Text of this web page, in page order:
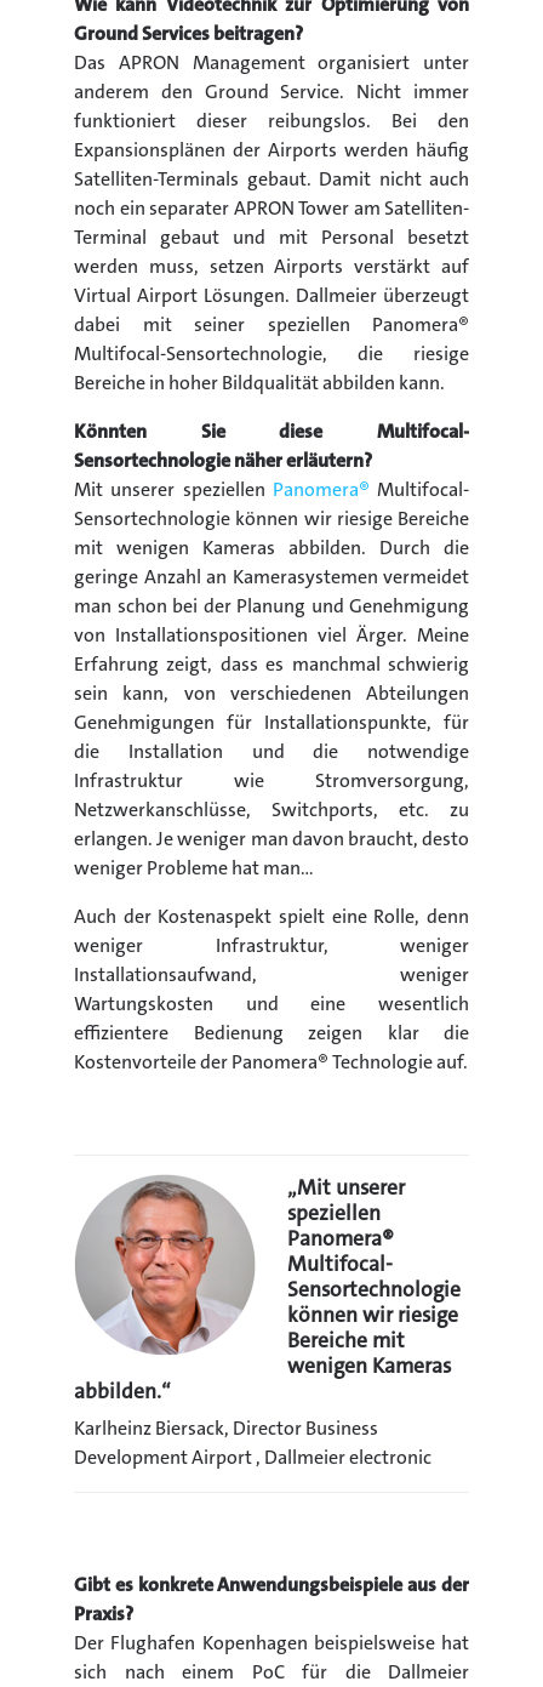
Ground Services beitragen?
Das APRON Management organisiert unter
anderem den Ground Service. Nicht immer
funktioniert dieser reibungslos. Bei den
Expansionsplänen der Airports werden häufig
Satelliten-Terminals gebaut. Damit nicht auch
noch ein separater APRON Tower am Satelliten-
Terminal gebaut und mit Personal besetzt
werden muss, setzen Airports verstärkt auf
Virtual Airport Lösungen. Dallmeier überzeugt
dabei mit seiner speziellen Panomera®
Multifocal-Sensortechnologie, die riesige
Bereiche in hoher Bildqualität abbilden kann.
Könnten Sie diese Multifocal-
Sensortechnologie näher erläutern?
Mit unserer speziellen Panomera® Multifocal-
Sensortechnologie können wir riesige Bereiche
mit wenigen Kameras abbilden. Durch die
geringe Anzahl an Kamerasystemen vermeidet
man schon bei der Planung und Genehmigung
von Installationspositionen viel Ärger. Meine
Erfahrung zeigt, dass es manchmal schwierig
sein kann, von verschiedenen Abteilungen
Genehmigungen für Installationspunkte, für
die Installation und die notwendige
Infrastruktur wie Stromversorgung,
Netzwerkanschlüsse, Switchports, etc. zu
erlangen. Je weniger man davon braucht, desto
weniger Probleme hat man…
Auch der Kostenaspekt spielt eine Rolle, denn
weniger Infrastruktur, weniger
Installationsaufwand, weniger
Wartungskosten und eine wesentlich
effizientere Bedienung zeigen klar die
Kostenvorteile der Panomera® Technologie auf.
„Mit unserer
speziellen
Panomera®
Multifocal-
Sensortechnologie
können wir riesige
Bereiche mit
wenigen Kameras
abbilden.“
Karlheinz Biersack, Director Business
Development Airport , Dallmeier electronic
Gibt es konkrete Anwendungsbeispiele aus der
Praxis?
Der Flughafen Kopenhagen beispielsweise hat
sich nach einem PoC für die Dallmeier